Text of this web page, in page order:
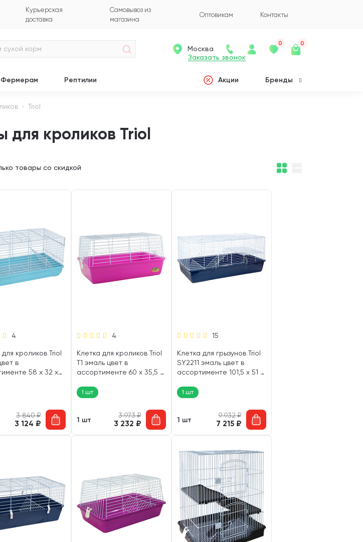
Курьерская
доставка
Самовывоз из
магазина
Оптовикам Контакты
Заказать звонок
Москва
0 0
Фермерам Рептилии Акции Бренды
Triol
для кроликов Triol
товары со скидкой
4
для кроликов Triol
в
58 х 32 х
3 840₽
3 124 ₽
4
Клетка для кроликов Triol
T1 эмаль цвет в
ассортименте 60 х 35,5 х
1 шт
1 шт
3 973₽
3 232 ₽
15
Клетка для грызунов Triol
SY2211 эмаль цвет в
ассортименте 101,5 х 51 х
1 шт
1 шт
9 932₽
7 215 ₽